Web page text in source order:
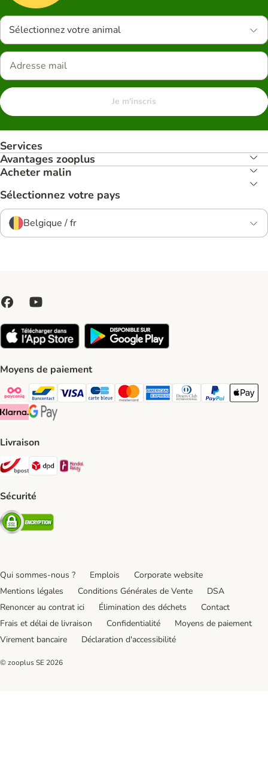
Sélectionnez votre animal
Je m'inscris
Services
Avantages zooplus
Acheter malin
Sélectionnez votre pays
Belgique / fr
Moyens de paiement
Payconiq Payment Method
bancontact Payment Method
Visa Payment Method
carte bleue Payment Method
Master card Payment Method
American express Payment
Diners club Payment
Paypal Payment
Apple
Klarna Payment Method
Google Pay Payment Method
Livraison
Bpost Shipping Method
DPD Shipping Method
Sécurité
Security
Qui sommes-nous ? Emplois
Corporate website
Mentions légales
Conditions Générales de Vente
DSA
Renoncer au contrat ici
Élimination des déchets
Contact
Frais et délai de livraison
Confidentialité
Moyens de paiement
Virement bancaire
Déclaration d'accessibilité
© zooplus SE 2026